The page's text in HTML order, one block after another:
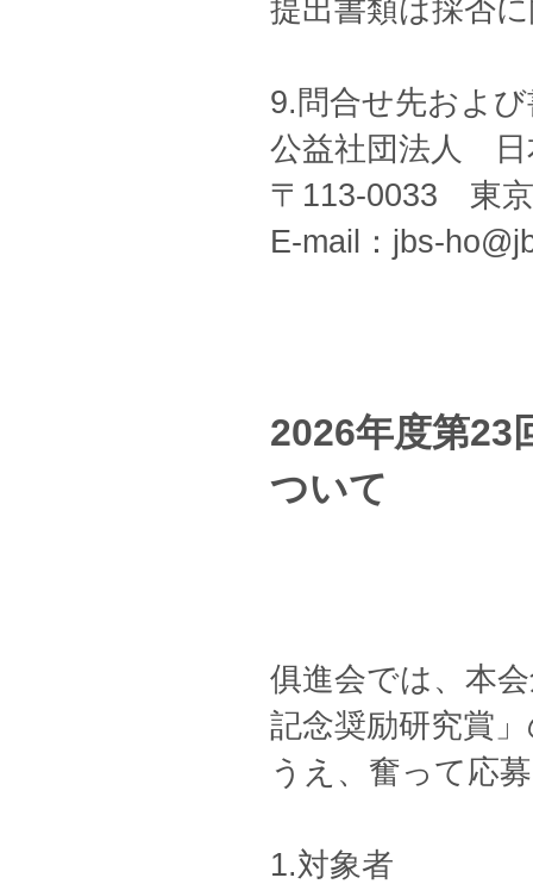
提出書類は採否
9.問合せ先およ
公益社団法人 日
〒113-0033 東
E-mail：jbs-
2026年度第23
ついて
俱進会では、本
記念奨励研究賞
うえ、奮って応
1.対象者